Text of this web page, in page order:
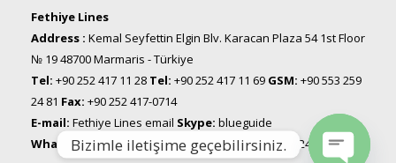
Fethiye Lines
Address : Kemal Seyfettin Elgin Blv. Karacan Plaza 54 1st Floor
№ 19 48700 Marmaris - Türkiye
Tel: +90 252 417 11 28 Tel: +90 252 417 11 69 GSM: +90 553 259
24 81 Fax: +90 252 417-0714
E-mail: Fethiye Lines email Skype: blueguide
WhatsApp, Viber & Telegram Line:+90 553 259 24 81
Bizimle iletişime geçebilirsiniz.